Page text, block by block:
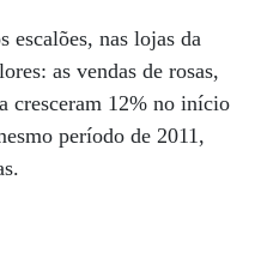
escalões, nas lojas da
as vendas de rosas,
cresceram 12% no início
período de 2011,